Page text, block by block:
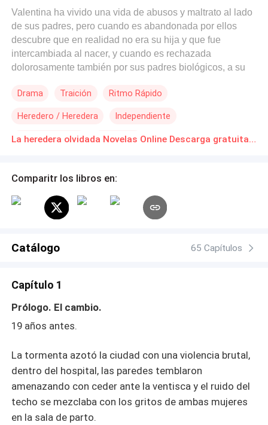
Valentina ha vivido una vida de abusos y maltrato al lado
de sus padres, pero cuando es abandonada por ellos
descubre que en realidad no era su hija y que fue
intercambiada al nacer, y cuando es rechazada
dolorosamente también por sus padres biológicos, a su
venganza que tanto anhela su corazón. Su misión
ocupa su lugar en su prestigiosa familia biológica, los
Vadell. Cuando indudablemente los sentimientos
fuerza erótica de Gael? Muchas preguntas, pero una
vengarse o la satisfacción de ver pagar a los que le
hicieron daño valdrá el sacrificio de perder el amor? Solo
que le corresponde con fuego y sangre...
Drama Traición Ritmo Rápido
Heredero / Heredera Independiente
Poder Femenino Venganza La heredera olvidada Novelas Online Descarga gratuita de PDF
Comparitr los libros en:
Catálogo 65 Capítulos
Capítulo 1
Prólogo. El cambio.
19 años antes.
La tormenta azotó la ciudad con una violencia brutal,
dentro del hospital, las paredes temblaron
amenazando con ceder ante la ventisca y el ruido del
techo se mezclaba con los gritos de ambas mujeres
en la sala de parto.